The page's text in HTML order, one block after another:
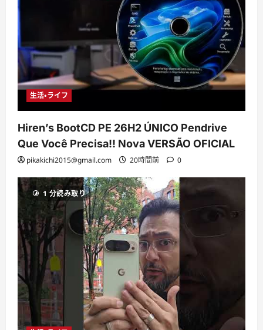
生活・ライフ
Hiren’s BootCD PE 26H2 ÚNICO Pendrive
Que Você Precisa!! Nova VERSÃO OFICIAL
pikakichi2015@gmail.com 20時間前 0
1 分読み取り